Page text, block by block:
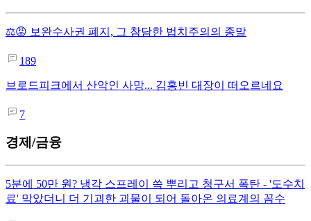
⚖️😡 보완수사권 폐지, 그 참담한 법치주의의 종말
189
브로드피크에서 산악인 사망... 김홍빈 대장이 떠오르네요
7
경제/금융
5분에 50만 원? 냉각 스프레이 쓱 뿌리고 청구서 폭탄 - '도수치
료' 막았더니 더 기괴한 괴물이 되어 돌아온 의료계의 꼼수